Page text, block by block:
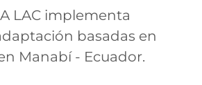
LAC implementa
basadas en
Manabí - Ecuador.